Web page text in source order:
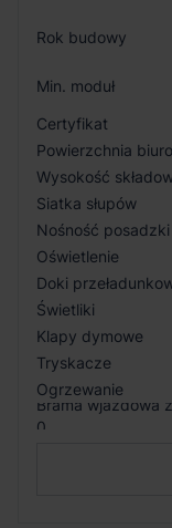
Rok budowy
Min. moduł
Certyfikat
Powierzchnia
Wysokość
Siatka słupów
Nośność posadzki
Oświetlenie
Doki
Świetliki
Klapy dymowe
Tryskacze
Ogrzewanie
Brama wjazdowa
0